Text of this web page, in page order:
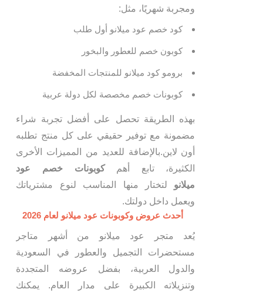
ومجربة شهريًا، مثل:
كود خصم عود ميلانو أول طلب
كوبون خصم للعطور والبخور
برومو كود ميلانو للمنتجات المخفضة
كوبونات خصم مخصصة لكل دولة عربية
بهذه الطريقة تحصل على أفضل تجربة شراء
مضمونة مع توفير حقيقي على كل منتج تطلبه
أون لاين.بالإضافة للعديد من المميزات الأخرى
الكثيرة، تابع أهمكوبونات خصم عود
ميلانو لتختار منها المناسب لنوع مشترياتك
ويعمل داخل دولتك.
أحدث عروض وكوبونات عود ميلانو لعام 2026
يُعد متجر عود ميلانو من أشهر متاجر
مستحضرات التجميل والعطور في السعودية
والدول العربية، بفضل عروضه المتجددة
وتنزيلاته الكبيرة على مدار العام. يمكنك